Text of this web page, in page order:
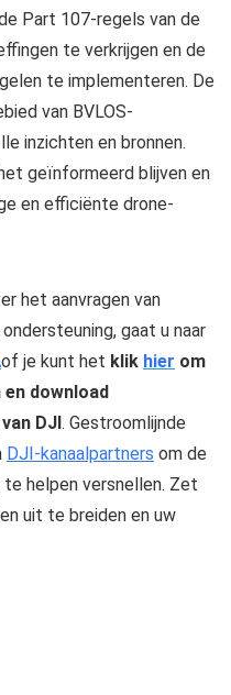
Part 107-regels van de
te verkrijgen en de
te implementeren. De
van BVLOS-
inzichten en bronnen.
geïnformeerd blijven en
en efficiënte drone-
het aanvragen van
gaat u naar
of je kunt het klik hier om
en download
DJI . Gestroomlijnde
DJI-kanaalpartners om de
helpen versnellen. Zet
uit te breiden en uw